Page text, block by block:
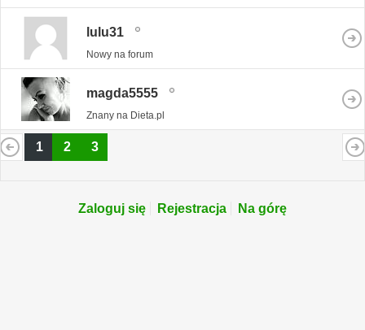
lulu31
Nowy na forum
magda5555
Znany na Dieta.pl
1 2 3
Zaloguj się Rejestracja Na górę